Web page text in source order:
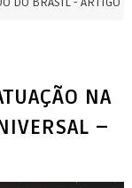
NA
–